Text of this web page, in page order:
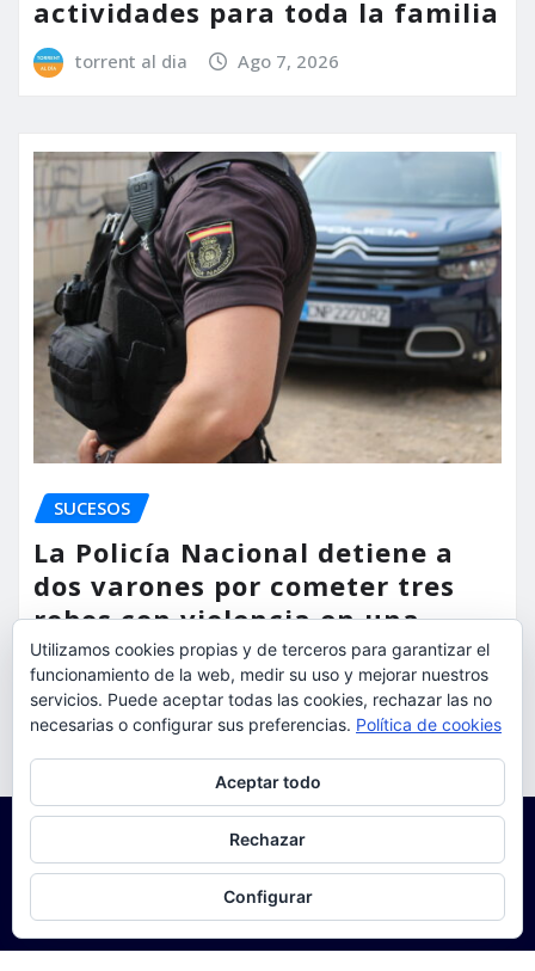
actividades para toda la familia
torrent al dia Ago 7, 2026
SUCESOS
La Policía Nacional detiene a
dos varones por cometer tres
robos con violencia en una
misma mañana
torrent al dia Ago 7, 2026
Utilizamos cookies propias y de terceros para garantizar el
funcionamiento de la web, medir su uso y mejorar nuestros
servicios. Puede aceptar todas las cookies, rechazar las no
necesarias o configurar sus preferencias. Política de cookies
Aceptar todo
Rechazar
Configurar
Para obtener más información, incluido cómo gestionar las cookies,